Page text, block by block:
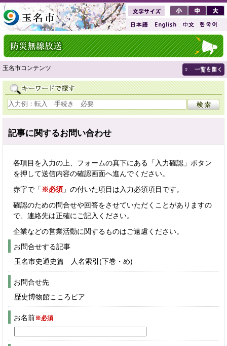
玉名市コンテンツ
記事に関するお問い合わせ
各項目を入力の上、フォームの真下にある「入力確認」ボタン
を押して送信内容の確認画面へ進んでください。
赤字で「 ※必須 」の付いた項目は入力必須項目です。
確認のための問合せや回答をさせていただくことがありますの
で、連絡先は正確にご記入ください。
企業などの営業活動に関するものはご遠慮ください。
お問合せする記事
玉名市史通史篇 人名索引(下巻・め)
お問合せ先
歴史博物館こころピア
お名前※必須